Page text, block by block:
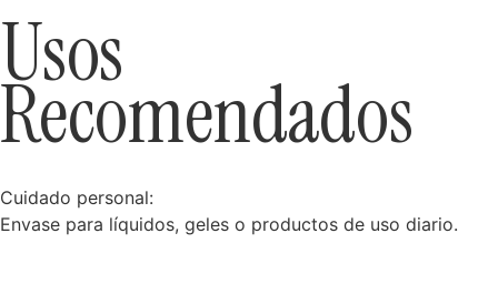
Usos
Recomendados
Cuidado personal:
Envase para líquidos, geles o productos de uso diario.